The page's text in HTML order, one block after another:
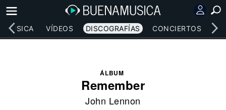
MÚSICA VÍDEOS DISCOGRAFÍAS CONCIERTOS
ÁLBUM
Remember
John Lennon